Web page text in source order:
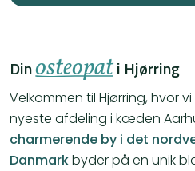
Dinosteopati Hjørring
Velkommen til Hjørring, hvor
nyeste afdeling i kæden
charmerende by i det
Danmarkbyder på en unik